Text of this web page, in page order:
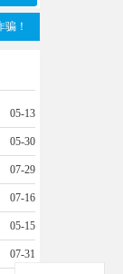
做推广、做信息置顶！
05-13
05-30
07-29
07-16
05-15
07-31